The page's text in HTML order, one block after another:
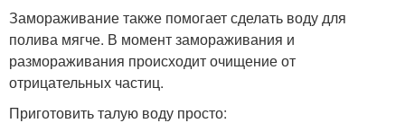
Замораживание также помогает сделать воду для
полива мягче. В момент замораживания и
размораживания происходит очищение от
отрицательных частиц.
Приготовить талую воду просто: